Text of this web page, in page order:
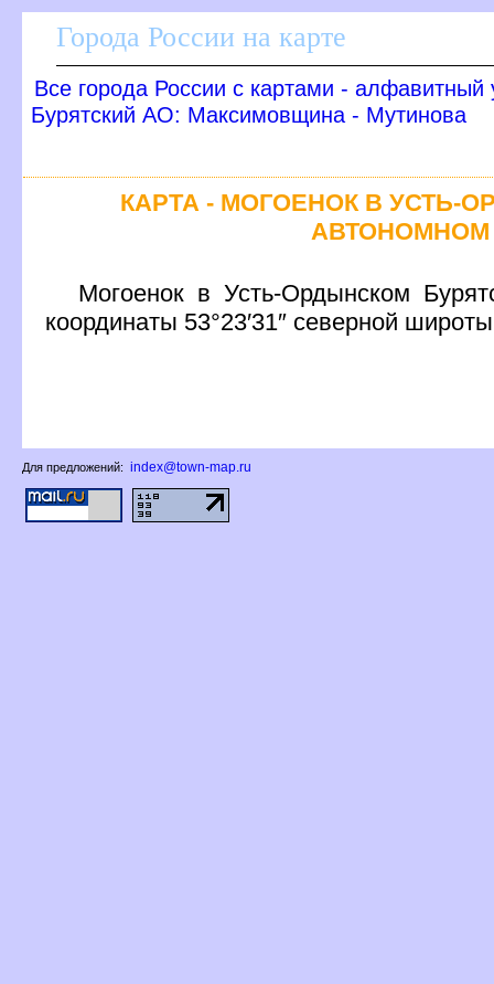
Города России на карте
се города России с картами - алфавитный
Бурятский АО: Максимовщина - Мутинова
КАРТА - МОГОЕНОК В УСТЬ-
АВТОНОМНОМ
Могоенок в Усть-Ордынском
координаты 53°23′31″ северной
Для предложений: index@town-map.ru